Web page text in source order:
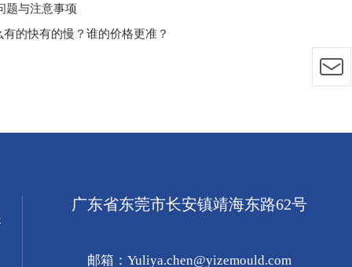
题与注意事项
的快有的慢？谁的价格更准？
广东省东莞市长安镇靖海东路62号
邮箱：Yuliya.chen@yizemould.com